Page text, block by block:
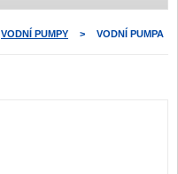
VODNÍ PUMPY >
VODNÍ PUMPA